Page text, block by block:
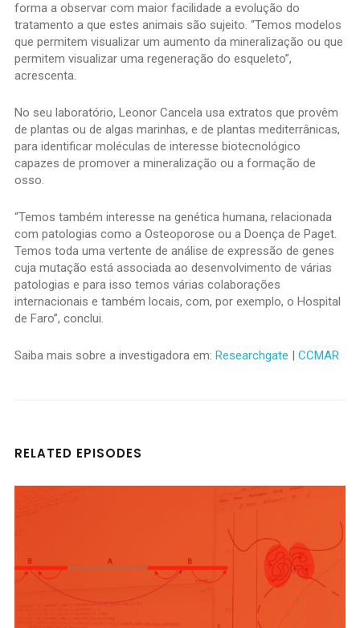
forma a observar com maior facilidade a evolução do
tratamento a que estes animais são sujeito. “Temos modelos
que permitem visualizar um aumento da mineralização ou que
permitem visualizar uma regeneração do esqueleto”,
acrescenta.
No seu laboratório, Leonor Cancela usa extratos que provêm
de plantas ou de algas marinhas, e de plantas mediterrânicas,
para identificar moléculas de interesse biotecnológico
capazes de promover a mineralização ou a formação de
osso.
“Temos também interesse na genética humana, relacionada
com patologias como a Osteoporose ou a Doença de Paget.
Temos toda uma vertente de análise de expressão de genes
cuja mutação está associada ao desenvolvimento de várias
patologias e para isso temos várias colaborações
internacionais e também locais, com, por exemplo, o Hospital
de Faro”, conclui.
Saiba mais sobre a investigadora em: Researchgate CCMAR
RELATED EPISODES